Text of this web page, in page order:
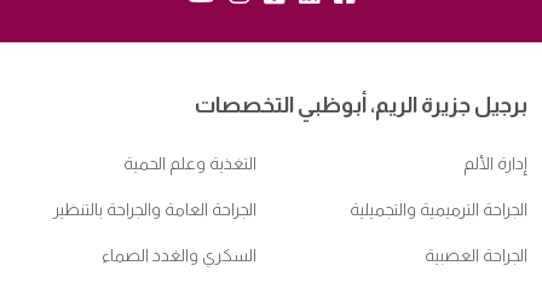
برجيل جزيرة الريم، أبوظبي التخصصات
إدارة الألم التغذية وعلم الحمية
الجراحة الترميمية والتجميلية الجراحة العامة والجراحة بالتنظير
الجراحة العصبية السكري والغدد الصماء